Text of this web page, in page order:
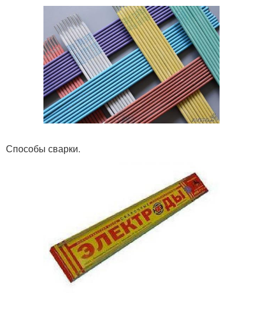
Способы сварки.